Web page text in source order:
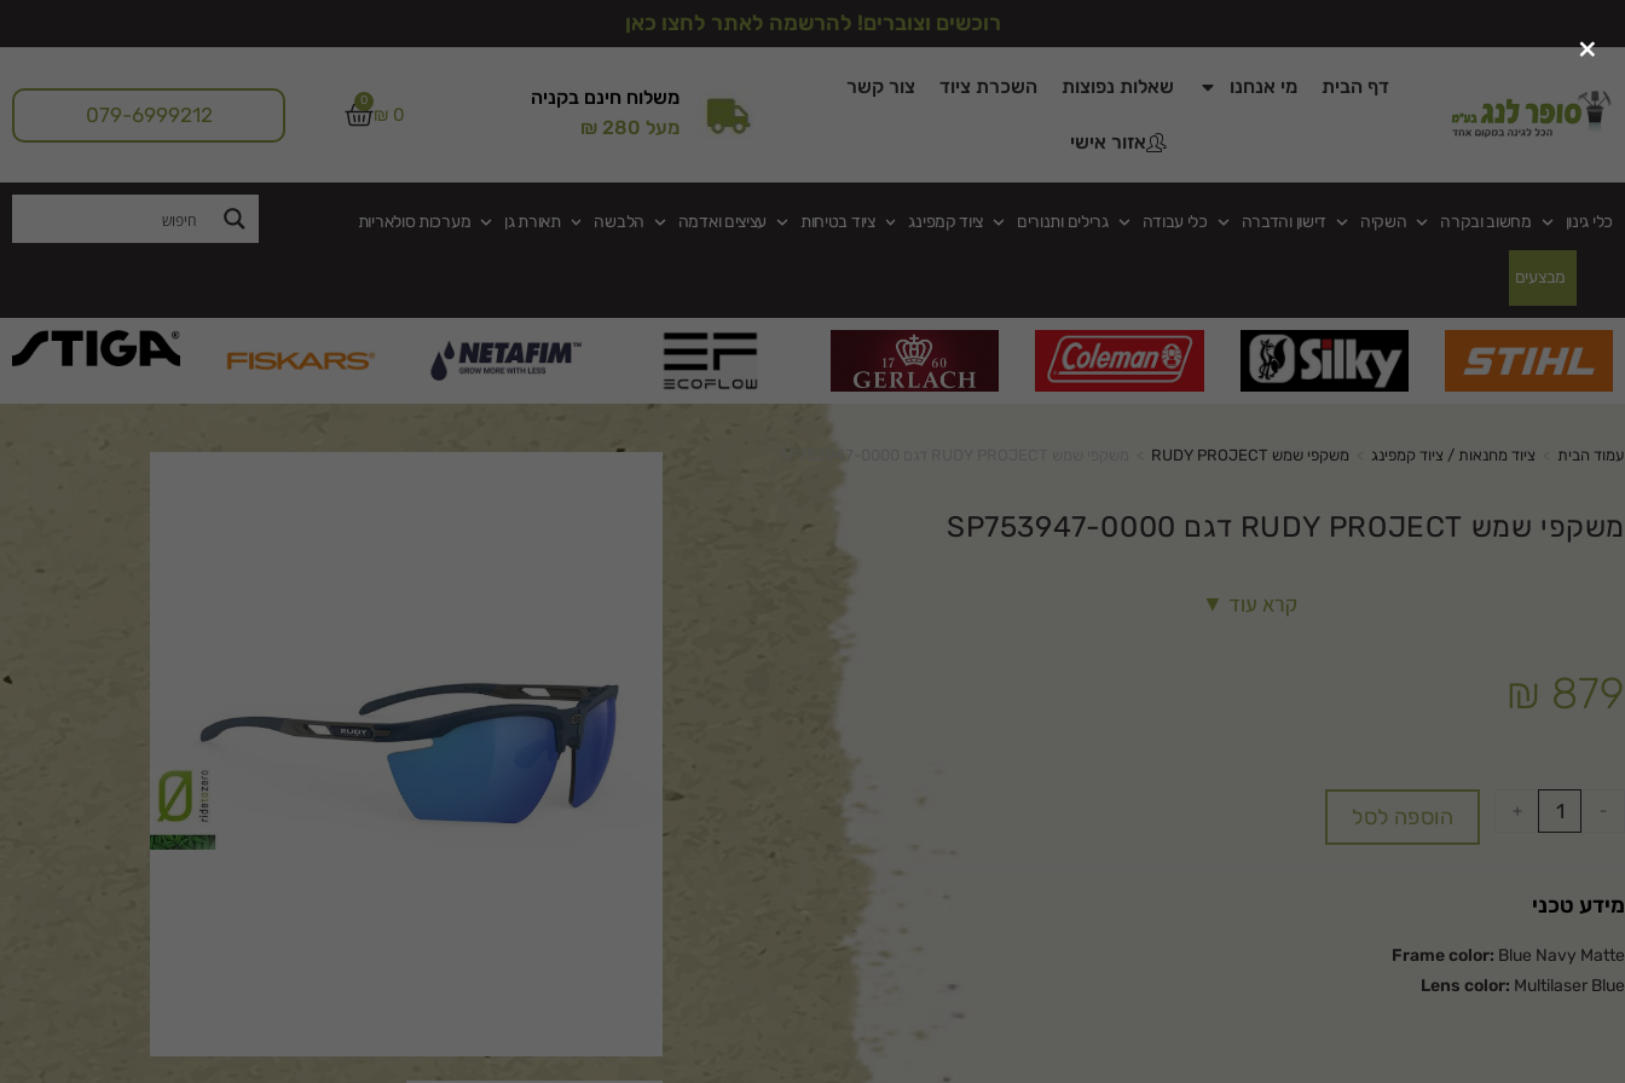
רוכשים וצוברים! להרשמה לאתר לחצו כאן
דף הבית מי אנחנו שאלות נפוצות השכרת ציוד צור קשר
אזור אישי
משלוח חינם בקניה
מעל 280 ₪
₪0
0
079-6999212
כלי גינון מחשוב ובקרה השקיה דישון והדברה כלי עבודה גרילים ותנורים ציוד קמפינג ציוד בטיחות עציצים ואדמה הלבשה תאורת גן מערכות סולאריות
מבצעים
עמוד הבית ציוד מחנאות / ציוד קמפינג משקפי שמש RUDY PROJECT
משקפי שמש RUDY PROJECT דגם SP753947-0000
קרא עוד ▼
₪ 879
-
+ הוספה לסל
מידע טכני
Frame color: Blue Navy Matte
Lens color: Multilaser Blue
×